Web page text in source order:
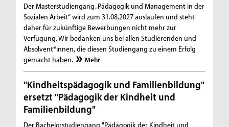
Der Masterstudiengang „Pädagogik und Management in der
Sozialen Arbeit“ wird zum 31.08.2027 auslaufen und steht
daher für zukünftige Bewerbungen nicht mehr zur
Verfügung. Wir bedanken uns bei allen Studierenden und
Absolvent*innen, die diesen Studiengang zu einem Erfolg
gemacht haben.
Mehr
"Kindheitspädagogik und Familienbildung"
ersetzt "Pädagogik der Kindheit und
Familienbildung"
Der Bachelorstudiengang "Pädagogik der Kindheit und